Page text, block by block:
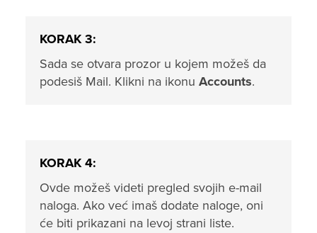
KORAK 3:
Sada se otvara prozor u kojem možeš da
podesiš Mail. Klikni na ikonu Accounts.
KORAK 4:
Ovde možeš videti pregled svojih e-mail
naloga. Ako već imaš dodate naloge, oni
će biti prikazani na levoj strani liste.